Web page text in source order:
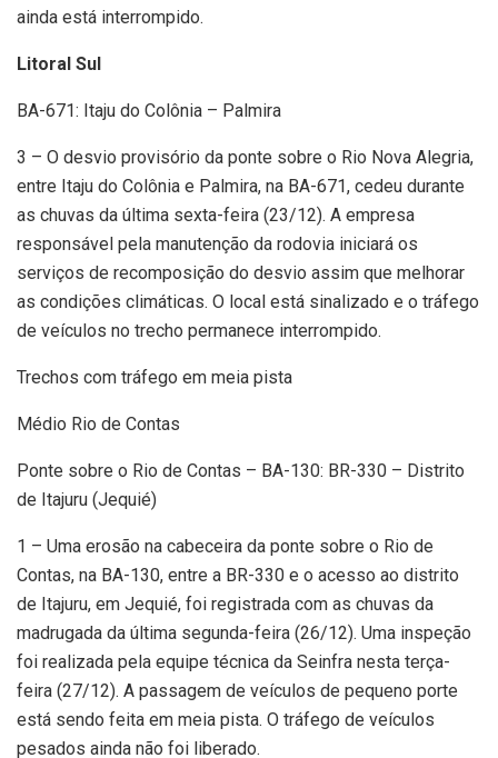
ainda está interrompido.
Litoral Sul
BA-671: Itaju do Colônia – Palmira
3 – O desvio provisório da ponte sobre o Rio Nova Alegria,
entre Itaju do Colônia e Palmira, na BA-671, cedeu durante
as chuvas da última sexta-feira (23/12). A empresa
responsável pela manutenção da rodovia iniciará os
serviços de recomposição do desvio assim que melhorar
as condições climáticas. O local está sinalizado e o tráfego
de veículos no trecho permanece interrompido.
Trechos com tráfego em meia pista
Médio Rio de Contas
Ponte sobre o Rio de Contas – BA-130: BR-330 – Distrito
de Itajuru (Jequié)
1 – Uma erosão na cabeceira da ponte sobre o Rio de
Contas, na BA-130, entre a BR-330 e o acesso ao distrito
de Itajuru, em Jequié, foi registrada com as chuvas da
madrugada da última segunda-feira (26/12). Uma inspeção
foi realizada pela equipe técnica da Seinfra nesta terça-
feira (27/12). A passagem de veículos de pequeno porte
está sendo feita em meia pista. O tráfego de veículos
pesados ainda não foi liberado.